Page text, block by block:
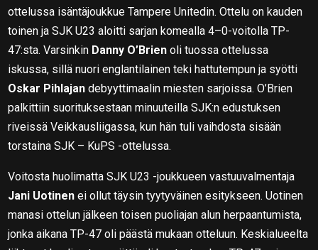
ottelussa isäntäjoukkue Tampere Unitedin. Ottelu on kauden
toinen ja SJK U23 aloitti sarjan komealla 4–0-voitolla TP-
47:sta. Varsinkin Danny O’Brien oli tuossa ottelussa
iskussa, sillä nuori englantilainen teki hattutempun ja syötti
Oskar Pihlajan debyyttimaalin miesten sarjoissa. O’Brien
palkittiin suorituksestaan minuuteilla SJK:n edustuksen
riveissä Veikkausliigassa, kun hän tuli vaihdosta sisään
torstaina SJK – KuPS -ottelussa.
Voitosta huolimatta SJK U23 -joukkueen vastuuvalmentaja
Jani Uotinen ei ollut täysin tyytyväinen esitykseen. Uotinen
manasi ottelun jälkeen toisen puoliajan alun herpaantumista,
jonka aikana TP-47 oli päästä mukaan otteluun. Keskialueelta